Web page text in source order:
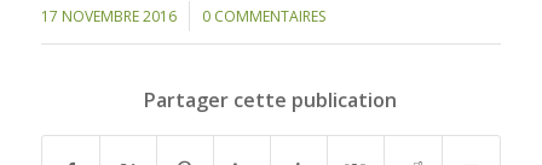
17 NOVEMBRE 2016
/ 0 COMMENTAIRES
Partager cette publication